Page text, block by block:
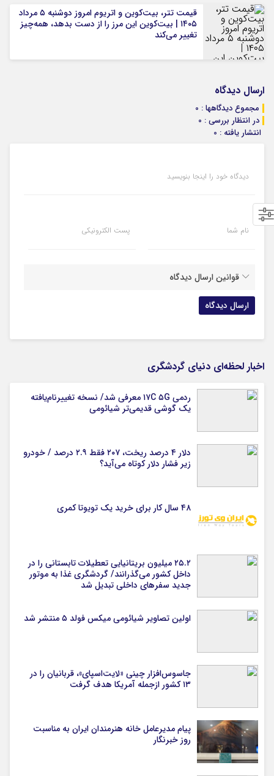
قیمت تتر، بیت‌کوین و اتریوم امروز دوشنبه ۵ مرداد
۱۴۰۵ | بیت‌کوین این مرز را از دست بدهد، همه‌چیز
تغییر می‌کند
ارسال دیدگاه
مجموع دیدگاهها : 0
در انتظار بررسی : 0
انتشار یافته : 0
دیدگاه خود را اینجا بنویسید
نام شما پست الکترونیکی
قوانین ارسال دیدگاه
اخبار لحظه‌ای دنیای گردشگری
ردمی ۱۷C ۵G معرفی شد/ نسخه تغییرنام‌یافته
یک گوشی قدیمی‌تر شیائومی
دلار ۴ درصد ریخت، ۲۰۷ فقط ۲.۹ درصد / خودرو
زیر فشار دلار کوتاه می‌آید؟
۴۸ سال کار برای خرید یک تویوتا کمری
۲۵.۲ میلیون بریتانیایی تعطیلات تابستانی را در
داخل کشور می‌گذرانند/ گردشگری غذا به موتور
جدید سفرهای داخلی تبدیل شد
اولین تصاویر شیائومی میکس فولد ۵ منتشر شد
جاسوس‌افزار چینی «لایت‌اسپای»، قربانیان را در
۱۳ کشور ازجمله آمریکا هدف گرفت
پیام مدیرعامل خانه هنرمندان ایران به مناسبت
روز خبرنگار